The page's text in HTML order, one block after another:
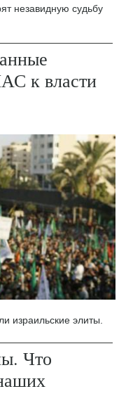
незавидную судьбу
к власти
израильские элиты.
Что